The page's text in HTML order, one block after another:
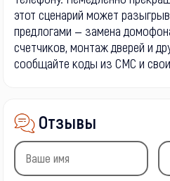
этот сценарий может
предлогами — замена
счетчиков, монтаж дверей и
сообщайте коды из СМС и
Отзывы